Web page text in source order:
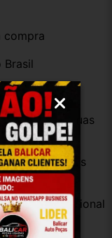
compra
Brasil
Tire suas
igual à das
por profissional